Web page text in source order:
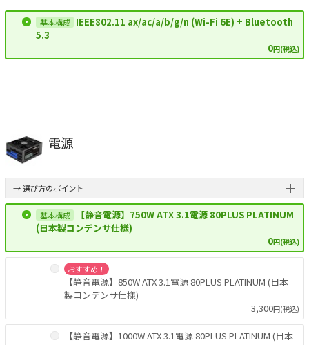
IEEE802.11 ax/ac/a/b/g/n (Wi-Fi 6E) + Bluetooth
5.3
0円(税込)
電源
→ 選び方のポイント
【静音電源】750W ATX 3.1電源 80PLUS PLATINUM
(日本製コンデンサ仕様)
0円(税込)
おすすめ！
【静音電源】850W ATX 3.1電源 80PLUS PLATINUM (日本
製コンデンサ仕様)
3,300円(税込)
【静音電源】1000W ATX 3.1電源 80PLUS PLATINUM (日本